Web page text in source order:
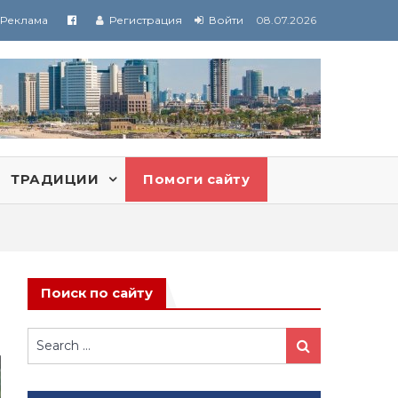
Реклама Регистрация Войти 08.07.2026
ТРАДИЦИИ Помоги сайту
Поиск по сайту
Search
for:
Search